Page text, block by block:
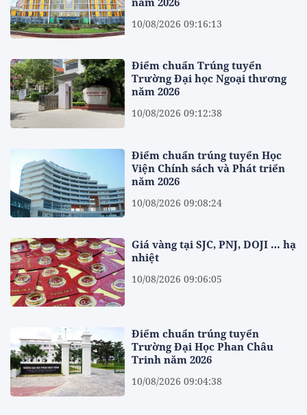
10/08/2026 09:16:13
Điểm chuẩn Trúng tuyển
Trường Đại học Ngoại thương
năm 2026
10/08/2026 09:12:38
Điểm chuẩn trúng tuyển Học
Viện Chính sách và Phát triển
năm 2026
10/08/2026 09:08:24
Giá vàng tại SJC, PNJ, DOJI … hạ
nhiệt
10/08/2026 09:06:05
Điểm chuẩn trúng tuyển
Trường Đại Học Phan Châu
Trinh năm 2026
10/08/2026 09:04:38